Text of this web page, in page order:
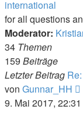
international
for all questions
Moderator:
34 Themen
159 Beiträge
Letzter Beitrag
von Gunnar_HH
9. Mai 2017, 22:31